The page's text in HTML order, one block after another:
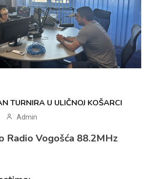
TURNIRA U ULIČNOJ KOŠARCI
Admin
Radio Vogošća 88.2MHz